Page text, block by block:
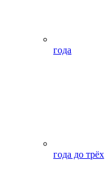
года
года до трёх